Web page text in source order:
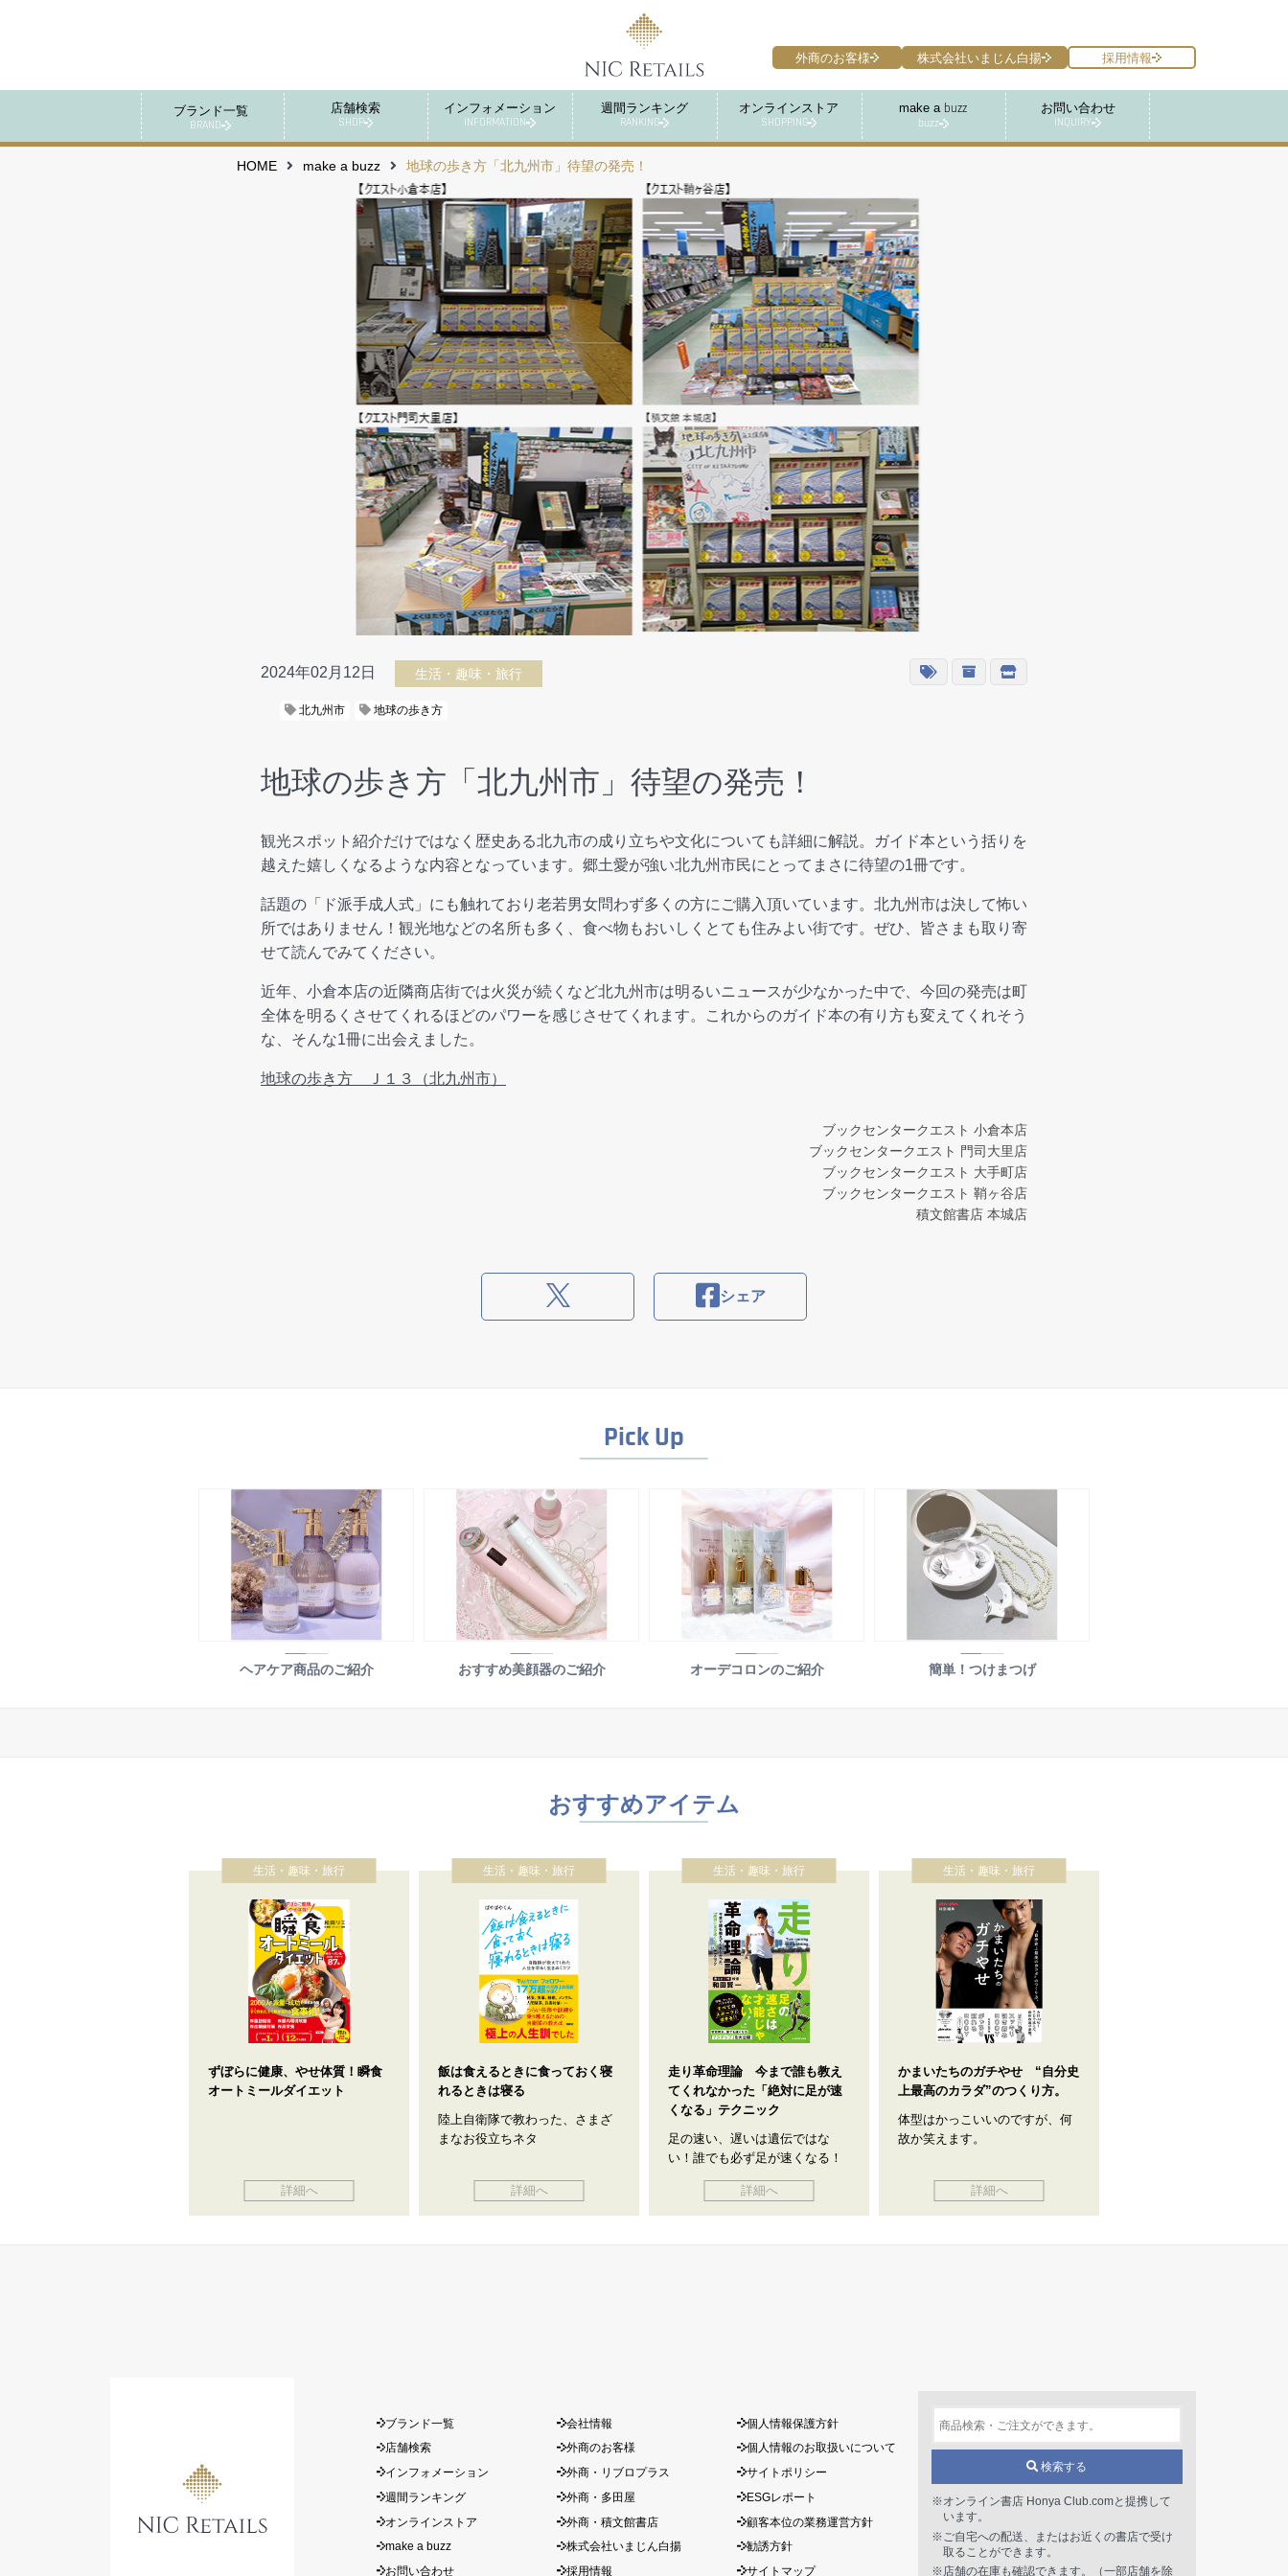
ブランド一覧
BRAND
店舗検索
SHOP
インフォメーション
INFORMATION
週間ランキング
RANKING
オンラインストア
SHOPPING
make a buzz
buzz
お問い合わせ
INQUIRY
外商のお客様 株式会社いまじん白揚 採用情報
HOME make a buzz 地球の歩き方「北九州市」待望の発売！
2024年02月12日 生活・趣味・旅行
北九州市 地球の歩き方
地球の歩き方「北九州市」待望の発売！
観光スポット紹介だけではなく歴史ある北九市の成り立ちや文化についても詳細に解説。ガイド本という括りを
越えた嬉しくなるような内容となっています。郷土愛が強い北九州市民にとってまさに待望の1冊です。
話題の「ド派手成人式」にも触れており老若男女問わず多くの方にご購入頂いています。北九州市は決して怖い
所ではありません！観光地などの名所も多く、食べ物もおいしくとても住みよい街です。ぜひ、皆さまも取り寄
せて読んでみてください。
近年、小倉本店の近隣商店街では火災が続くなど北九州市は明るいニュースが少なかった中で、今回の発売は町
全体を明るくさせてくれるほどのパワーを感じさせてくれます。これからのガイド本の有り方も変えてくれそう
な、そんな1冊に出会えました。
地球の歩き方 Ｊ１３（北九州市）
ブックセンタークエスト 小倉本店
ブックセンタークエスト 門司大里店
ブックセンタークエスト 大手町店
ブックセンタークエスト 鞘ヶ谷店
積文館書店 本城店
シェア
Pick Up
ヘアケア商品のご紹介 おすすめ美顔器のご紹介 オーデコロンのご紹介 簡単！つけまつげ
おすすめアイテム
生活・趣味・旅行
ずぼらに健康、やせ体質！瞬食
オートミールダイエット
詳細へ
生活・趣味・旅行
飯は食えるときに食っておく寝
れるときは寝る
陸上自衛隊で教わった、さまざ
まなお役立ちネタ
詳細へ
生活・趣味・旅行
走り革命理論 今まで誰も教え
てくれなかった「絶対に足が速
くなる」テクニック
足の速い、遅いは遺伝ではな
い！誰でも必ず足が速くなる！
詳細へ
生活・趣味・旅行
かまいたちのガチやせ “自分史
上最高のカラダ”のつくり方。
体型はかっこいいのですが、何
故か笑えます。
詳細へ
検索する
※オンライン書店 Honya Club.comと提携して
います。
※ご自宅への配送、またはお近くの書店で受け
取ることができます。
※店舗の在庫も確認できます。（一部店舗を除
ブランド一覧
店舗検索
インフォメーション
週間ランキング
オンラインストア
make a buzz
お問い合わせ
会社情報
外商のお客様
外商・リブロプラス
外商・多田屋
外商・積文館書店
株式会社いまじん白揚
採用情報
個人情報保護方針
個人情報のお取扱いについて
サイトポリシー
ESGレポート
顧客本位の業務運営方針
勧誘方針
サイトマップ